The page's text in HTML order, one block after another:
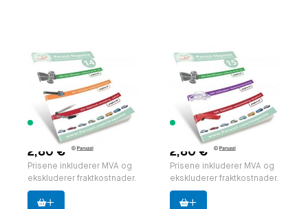
Paruzzi Magazine,
editie 14 NL.
zakformaat (A5)
Paruzzi nummer:591814
Produsent:Paruzzi
178 varer
tilgjengelig
2,80 €
Prisene inkluderer MVA og
ekskluderer fraktkostnader.
Paruzzi Magazine,
editie 15 NL.
zakformaat (A5)
Paruzzi nummer:591815
Produsent:
Paruzzi
372 varer
tilgjengelig
2,80 €
Prisene inkluderer MVA og
ekskluderer fraktkostnader.